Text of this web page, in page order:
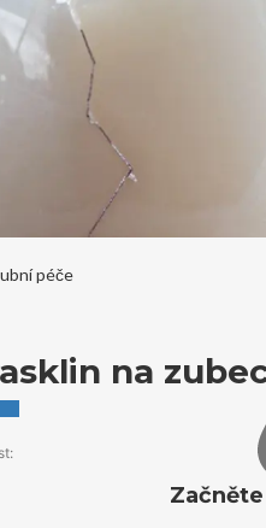
péče
na